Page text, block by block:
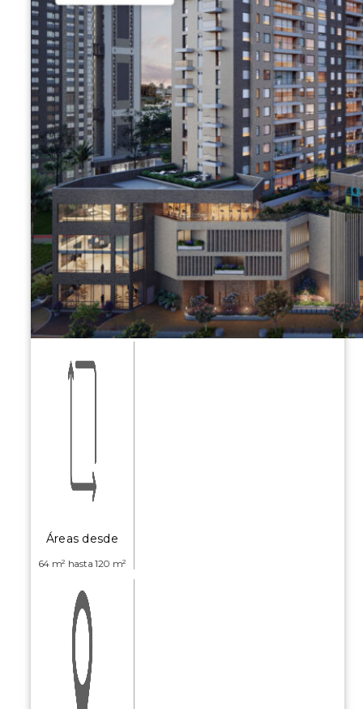
Áreas desde
64 m² hasta 120 m²